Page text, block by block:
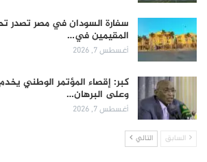
سفارة السودان في مصر تصدر
المقيمين في…
أغسطس 7, 2026
كبر: إقصاء المؤتمر الوطني
وعلى البرهان…
أغسطس 7, 2026
السابق التالي